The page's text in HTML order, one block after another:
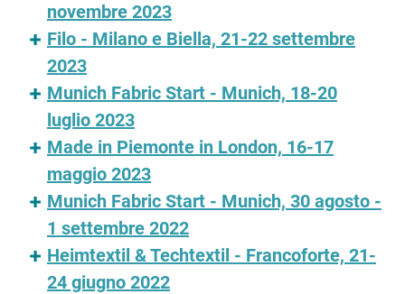
novembre 2023
Filo - Milano e Biella, 21-22 settembre
2023
Munich Fabric Start - Munich, 18-20
luglio 2023
Made in Piemonte in London, 16-17
maggio 2023
Munich Fabric Start - Munich, 30 agosto -
1 settembre 2022
Heimtextil & Techtextil - Francoforte, 21-
24 giugno 2022